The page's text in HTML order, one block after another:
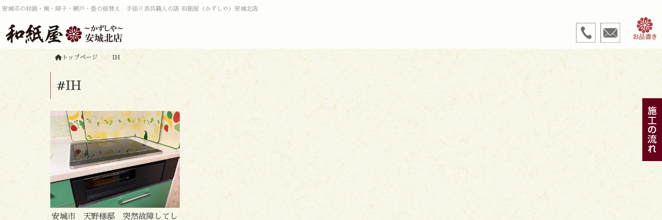
安城市の和装・襖・障子・網戸・畳の張替え 手張り表具職人の店 和紙屋（かずしや）安城北店
トップページ IH
#IH
安城市 天野様邸 突然故障してし